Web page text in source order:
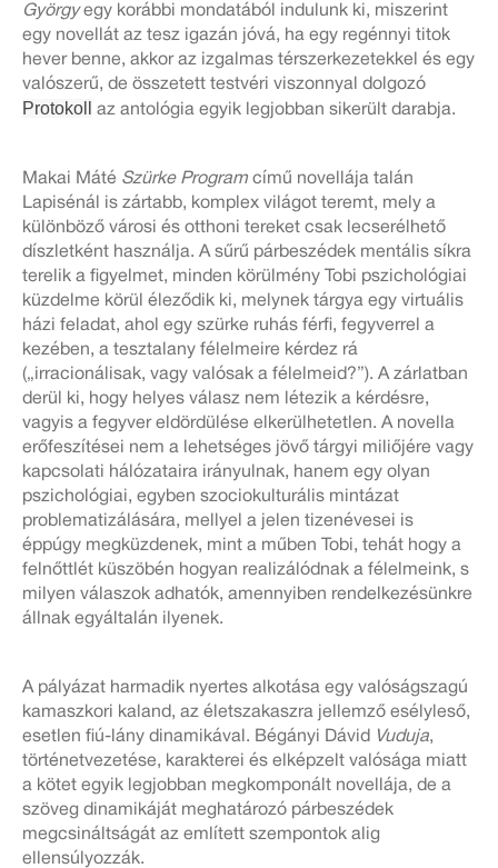
Györgyegy korábbi mondatából indulunk ki, miszerint
egy novellát az tesz igazán jóvá, ha egy regénnyi titok
hever benne, akkor az izgalmas térszerkezetekkel és egy
valószerű, de összetett testvéri viszonnyal dolgozó
Protokoll az antológia egyik legjobban sikerült darabja.
Makai Máté Szürke Program című novellája talán
Lapisénál is zártabb, komplex világot teremt, mely a
különböző városi és otthoni tereket csak lecserélhető
díszletként használja. A sűrű párbeszédek mentális síkra
terelik a figyelmet, minden körülmény Tobi pszichológiai
küzdelme körül éleződik ki, melynek tárgya egy virtuális
házi feladat, ahol egy szürke ruhás férfi, fegyverrel a
kezében, a tesztalany félelmeire kérdez rá
(„irracionálisak, vagy valósak a félelmeid?”). A zárlatban
derül ki, hogy helyes válasz nem létezik a kérdésre,
vagyis a fegyver eldördülése elkerülhetetlen. A novella
erőfeszítései nem a lehetséges jövő tárgyi miliőjére vagy
kapcsolati hálózataira irányulnak, hanem egy olyan
pszichológiai, egyben szociokulturális mintázat
problematizálására, mellyel a jelen tizenévesei is
éppúgy megküzdenek, mint a műben Tobi, tehát hogy a
felnőttlét küszöbén hogyan realizálódnak a félelmeink, s
milyen válaszok adhatók, amennyiben rendelkezésünkre
állnak egyáltalán ilyenek.
A pályázat harmadik nyertes alkotása egy valóságszagú
kamaszkori kaland, az életszakaszra jellemző esélyleső,
esetlen fiú-lány dinamikával. Bégányi Dávid Vuduja,
történetvezetése, karakterei és elképzelt valósága miatt
a kötet egyik legjobban megkomponált novellája, de a
szöveg dinamikáját meghatározó párbeszédek
megcsináltságát az említett szempontok alig
ellensúlyozzák.